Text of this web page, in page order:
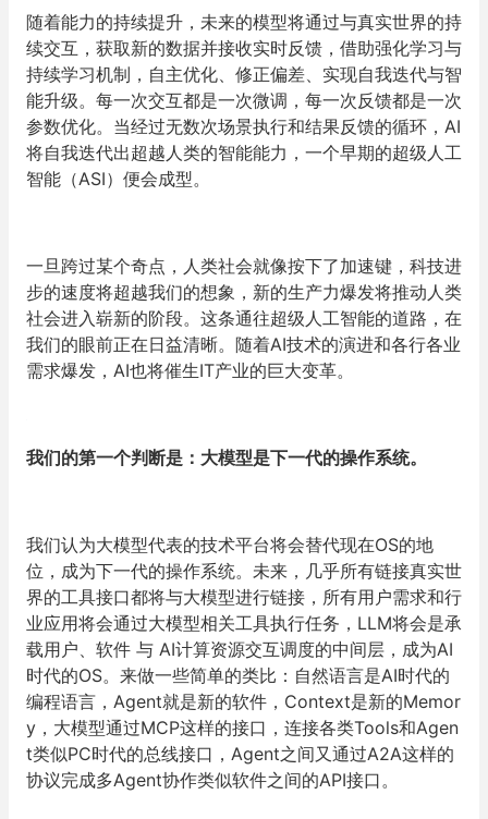
随着能力的持续提升，未来的模型将通过与真实世界的持
续交互，获取新的数据并接收实时反馈，借助强化学习与
持续学习机制，自主优化、修正偏差、实现自我迭代与智
能升级。每一次交互都是一次微调，每一次反馈都是一次
参数优化。当经过无数次场景执行和结果反馈的循环，AI
将自我迭代出超越人类的智能能力，一个早期的超级人工
智能（ASI）便会成型。
一旦跨过某个奇点，人类社会就像按下了加速键，科技进
步的速度将超越我们的想象，新的生产力爆发将推动人类
社会进入崭新的阶段。这条通往超级人工智能的道路，在
我们的眼前正在日益清晰。随着AI技术的演进和各行各业
需求爆发，AI也将催生IT产业的巨大变革。
我们的第一个判断是：大模型是下一代的操作系统。
我们认为大模型代表的技术平台将会替代现在OS的地
位，成为下一代的操作系统。未来，几乎所有链接真实世
界的工具接口都将与大模型进行链接，所有用户需求和行
业应用将会通过大模型相关工具执行任务，LLM将会是承
载用户、软件 与 AI计算资源交互调度的中间层，成为AI
时代的OS。来做一些简单的类比：自然语言是AI时代的
编程语言，Agent就是新的软件，Context是新的Memor
y，大模型通过MCP这样的接口，连接各类Tools和Agen
t类似PC时代的总线接口，Agent之间又通过A2A这样的
协议完成多Agent协作类似软件之间的API接口。